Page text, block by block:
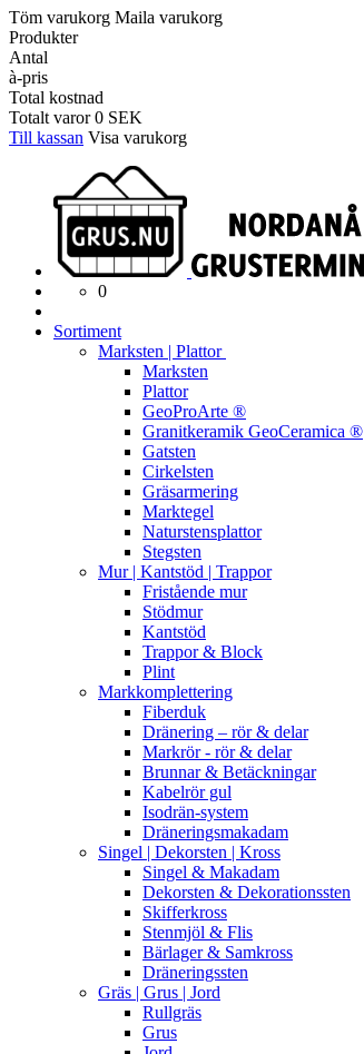
Töm varukorg Maila varukorg
Produkter
Antal
à-pris
Total kostnad
Totalt varor0 SEK
Till kassan Visa varukorg
0
Sortiment
Marksten | Plattor
Marksten
Plattor
GeoProArte ®
Granitkeramik GeoCeramica ®
Gatsten
Cirkelsten
Gräsarmering
Marktegel
Naturstensplattor
Stegsten
Mur | Kantstöd | Trappor
Fristående mur
Stödmur
Kantstöd
Trappor & Block
Plint
Markkomplettering
Fiberduk
Dränering – rör & delar
Markrör - rör & delar
Brunnar & Betäckningar
Kabelrör gul
Isodrän-system
Dräneringsmakadam
Singel | Dekorsten | Kross
Singel & Makadam
Dekorsten & Dekorationssten
Skifferkross
Stenmjöl & Flis
Bärlager & Samkross
Dräneringssten
Gräs | Grus | Jord
Rullgräs
Grus